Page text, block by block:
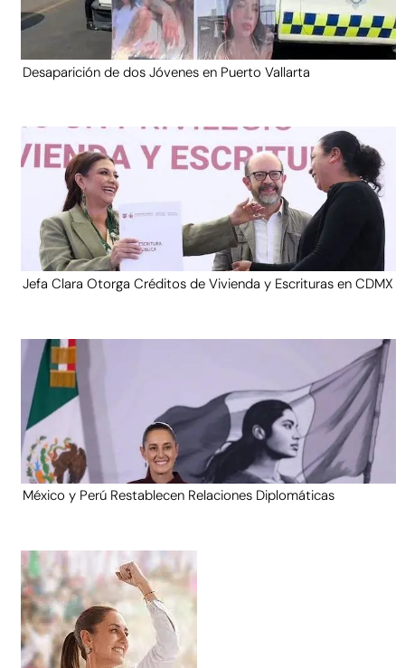
Desaparición de dos Jóvenes en Puerto Vallarta
Jefa Clara Otorga Créditos de Vivienda y Escrituras en CDMX
México y Perú Restablecen Relaciones Diplomáticas